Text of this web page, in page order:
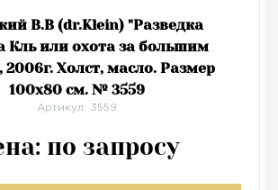
В.В (dr.Klein) "Разведка
Кль или охота за большим
2006г. Холст, масло. Размер
100х80 см. № 3559
Артикул: 3559
по запросу